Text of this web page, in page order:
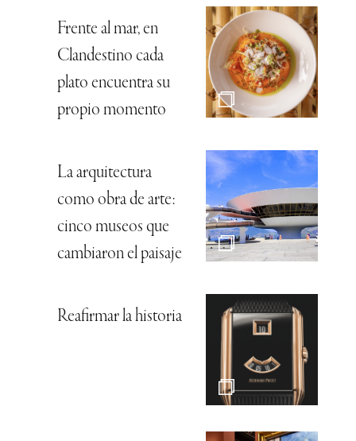
Frente al mar, en
Clandestino cada
plato encuentra su
propio momento
La arquitectura
como obra de arte:
cinco museos que
cambiaron el paisaje
Reafirmar la historia